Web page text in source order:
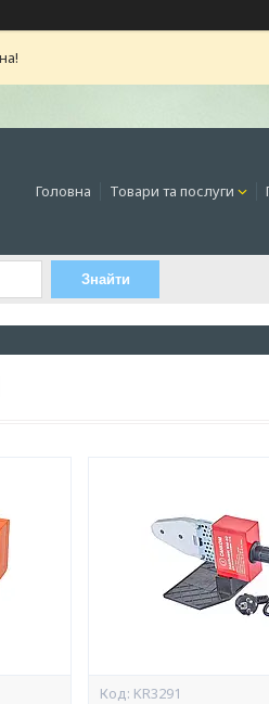
Головна Товари та послуги
Знайти
KR3291